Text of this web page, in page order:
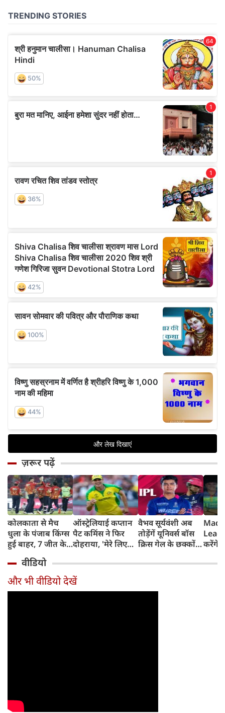
ज़रूर पढ़ें
कोलकाता से मैच
धुला के पंजाब किंग्स
हुई बाहर, 7 जीत के
ऑस्ट्रेलियाई कप्तान
पैट कमिंस ने फिर
दोहराया, 'मेरे लिए
वैभव सूर्यवंशी अब
तोड़ेंगें यूनिवर्स बॉस
क्रिस गेल के छक्कों
करेंगे
टीम में
वीडियो
और भी वीडियो देखें